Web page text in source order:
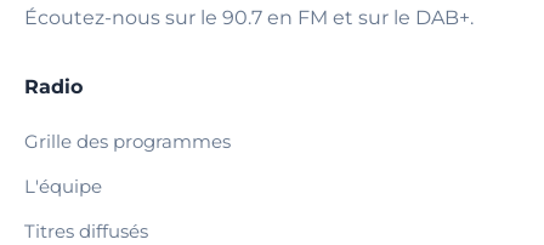
Écoutez-nous sur le 90.7 en FM et sur le DAB+.
Radio
Grille des programmes
L'équipe
Titres diffusés